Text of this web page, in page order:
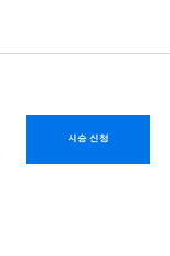
시승 신청